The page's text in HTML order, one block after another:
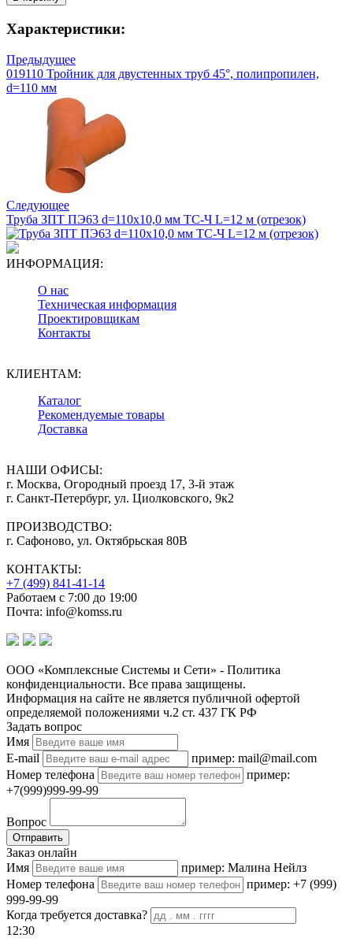
Характеристики:
Предыдущее
019110 Тройник для двустенных труб 45°, полипропилен,
d=110 мм
Следующее
Труба ЗПТ ПЭ63 d=110х10,0 мм ТС-Ч L=12 м (отрезок)
ИНФОРМАЦИЯ:
О нас
Техническая информация
Проектировщикам
Контакты
КЛИЕНТАМ:
Каталог
Рекомендуемые товары
Доставка
НАШИ ОФИСЫ:
г. Москва, Огородный проезд 17, 3-й этаж
г. Санкт-Петербург, ул. Циолковского, 9к2
ПРОИЗВОДСТВО:
г. Сафоново, ул. Октябрьская 80В
КОНТАКТЫ:
+7 (499) 841-41-14
Работаем с 7:00 до 19:00
Почта: info@komss.ru
ООО «Комплексные Системы и Сети» - Политика
конфиденциальности. Все права защищены.
Информация на сайте не является публичной офертой
определяемой положениями ч.2 ст. 437 ГК РФ
Задать вопрос
Имя
E-mail
пример: mail@mail.com
Номер телефона
пример:
+7(999)999-99-99
Вопрос
Отправить
Заказ онлайн
Имя
пример: Малина Нейлз
Номер телефона
пример: +7 (999)
999-99-99
Когда требуется доставка?
12:30